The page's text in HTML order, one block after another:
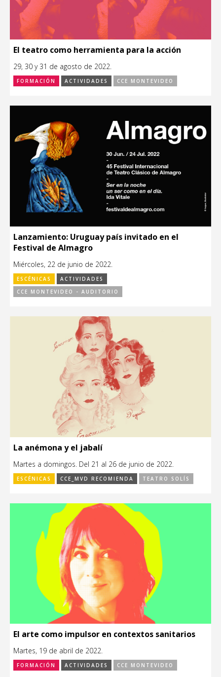
El teatro como herramienta para la acción
29, 30 y 31 de agosto de 2022.
FORMACIÓN ACTIVIDADES CCE MONTEVIDEO
Lanzamiento: Uruguay país invitado en el
Festival de Almagro
Miércoles, 22 de junio de 2022.
ESCÉNICAS
ACTIVIDADES
CCE MONTEVIDEO - AUDITORIO
La anémona y el jabalí
Martes a domingos. Del 21 al 26 de junio de 2022.
ESCÉNICAS CCE_MVD RECOMIENDA TEATRO SOLÍS
El arte como impulsor en contextos sanitarios
Martes, 19 de abril de 2022.
FORMACIÓN ACTIVIDADES CCE MONTEVIDEO